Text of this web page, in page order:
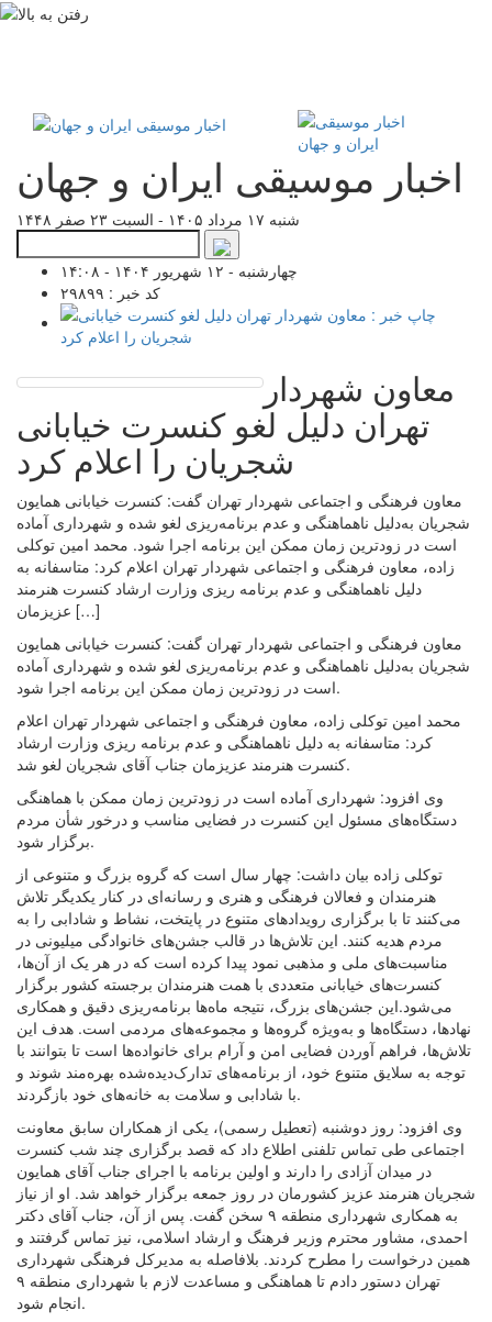
اخبار موسیقی ایران و جهان
شنبه ۱۷ مرداد ۱۴۰۵ - السبت ۲۳ صفر ۱۴۴۸
چهارشنبه - ۱۲ شهریور ۱۴۰۴ - ۱۴:۰۸
کد خبر : ۲۹۸۹۹
معاون شهردار
تهران دلیل لغو کنسرت خیابانی
شجریان را اعلام کرد
معاون فرهنگی و اجتماعی شهردار تهران گفت: کنسرت خیابانی همایون
شجریان به‌دلیل ناهماهنگی و عدم برنامه‌ریزی لغو شده و شهرداری آماده
است در زودترین زمان ممکن این برنامه اجرا شود. محمد امین توکلی
زاده، معاون فرهنگی و اجتماعی شهردار تهران اعلام کرد: متاسفانه به
دلیل ناهماهنگی و عدم برنامه ریزی وزارت ارشاد کنسرت هنرمند
عزیزمان […]
معاون فرهنگی و اجتماعی شهردار تهران گفت: کنسرت خیابانی همایون
شجریان به‌دلیل ناهماهنگی و عدم برنامه‌ریزی لغو شده و شهرداری آماده
است در زودترین زمان ممکن این برنامه اجرا شود.
محمد امین توکلی زاده، معاون فرهنگی و اجتماعی شهردار تهران اعلام
کرد: متاسفانه به دلیل ناهماهنگی و عدم برنامه ریزی وزارت ارشاد
کنسرت هنرمند عزیزمان جناب آقای شجریان لغو شد.
وی افزود: شهرداری آماده است در زودترین زمان ممکن با هماهنگی
دستگاه‌های مسئول این ‌کنسرت در فضایی مناسب و درخور شأن مردم
برگزار شود.
توکلی زاده بیان داشت: چهار سال است که گروه بزرگ و متنوعی از
هنرمندان و فعالان فرهنگی و هنری و رسانه‌ای در کنار یکدیگر تلاش
می‌کنند تا با برگزاری رویدادهای متنوع در پایتخت، نشاط و شادابی را به
مردم هدیه کنند. این تلاش‌ها در قالب جشن‌های خانوادگی میلیونی در
مناسبت‌های ملی و مذهبی نمود پیدا کرده است که در هر یک از آن‌ها،
کنسرت‌های خیابانی متعددی با همت هنرمندان برجسته کشور برگزار
می‌شود.این جشن‌های بزرگ، نتیجه ماه‌ها برنامه‌ریزی دقیق و همکاری
نهادها، دستگاه‌ها و به‌ویژه گروه‌ها و مجموعه‌های مردمی است. هدف این
تلاش‌ها، فراهم آوردن فضایی امن و آرام برای خانواده‌ها است تا بتوانند با
توجه به سلایق متنوع خود، از برنامه‌های تدارک‌دیده‌شده بهره‌مند شوند و
با شادابی و سلامت به خانه‌های خود بازگردند.
وی افزود: روز دوشنبه (تعطیل رسمی)، یکی از همکاران سابق معاونت
اجتماعی طی تماس تلفنی اطلاع داد که قصد برگزاری چند شب کنسرت
در میدان آزادی را دارند و اولین برنامه با اجرای جناب آقای همایون
شجریان هنرمند عزیز کشورمان در روز جمعه برگزار خواهد شد. او از نیاز
به همکاری شهرداری منطقه ۹ سخن گفت. پس از آن، جناب آقای دکتر
احمدی، مشاور محترم وزیر فرهنگ و ارشاد اسلامی، نیز تماس گرفتند و
همین درخواست را مطرح کردند. بلافاصله به مدیرکل فرهنگی شهرداری
تهران دستور دادم تا هماهنگی و مساعدت لازم با شهرداری منطقه ۹
انجام شود.